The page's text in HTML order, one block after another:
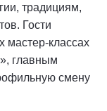
традициям,
Гости
мастер-классах
главным
смену